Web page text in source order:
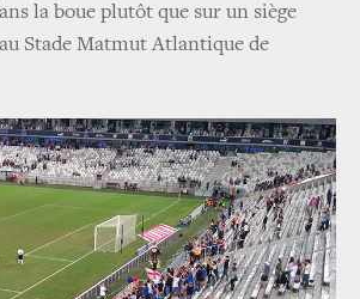
la boue plutôt que sur un siège
Stade Matmut Atlantique de